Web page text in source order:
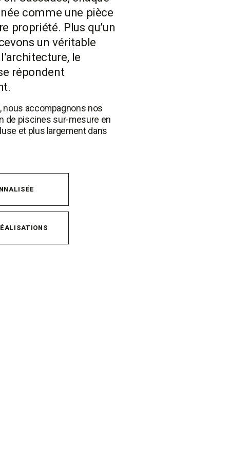
comme une pièce
propriété. Plus qu’un
un véritable
le
répondent
nous accompagnons nos
de piscines sur-mesure en
et plus largement dans